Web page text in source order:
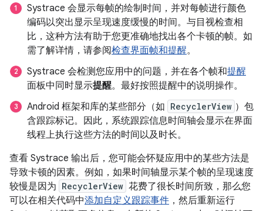
Systrace 会显示每帧的绘制时间，并对每帧进行颜色
编码以突出显示呈现速度缓慢的时间。与目视检查相
比，这种方法有助于您更准确地找出各个卡顿的帧。如
需了解详情，请参阅检查界面帧和提醒。
Systrace 会检测您应用中的问题，并在各个帧和提醒
面板中同时显示提醒。最好按照提醒中的说明操作。
Android 框架和库的某些部分（如 RecyclerView ）包
含跟踪标记。因此，系统跟踪信息时间轴会显示在界面
线程上执行这些方法的时间以及时长。
查看 Systrace 输出后，您可能会怀疑应用中的某些方法是
导致卡顿的因素。例如，如果时间轴显示某个帧的呈现速度
较慢是因为 RecyclerView 花费了很长时间所致，那么您
可以在相关代码中添加自定义跟踪事件 ，然后重新运行